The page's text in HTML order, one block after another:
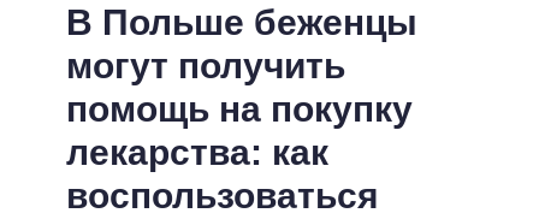
ЛЕНТА
СОБЫТИЯ
СТАТЬИ
ОБЗОРЫ
ДАЙДЖЕСТЫ
ПОЛИТИКА
ЭКОНОМИКА
ОБЩЕСТВО
ОБЕЩАНИЯ
ПОЛИТИКИ
ВСЕ ПОЛИТИКИ
ПРЕЗИДЕНТ И ОФИС
ВЕРХОВНАЯ РАДА
ИНФОГРАФИКА
ВИДЕО
В Польше беженцы
могут получить
помощь на покупку
лекарства: как
воспользоваться